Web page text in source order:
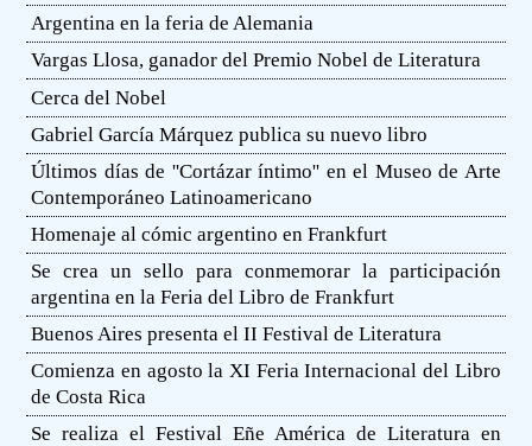
Argentina en la feria de Alemania
Vargas Llosa, ganador del Premio Nobel de Literatura
Cerca del Nobel
Gabriel García Márquez publica su nuevo libro
Últimos días de ''Cortázar íntimo'' en el Museo de Arte
Contemporáneo Latinoamericano
Homenaje al cómic argentino en Frankfurt
Se crea un sello para conmemorar la participación
argentina en la Feria del Libro de Frankfurt
Buenos Aires presenta el II Festival de Literatura
Comienza en agosto la XI Feria Internacional del Libro
de Costa Rica
Se realiza el Festival Eñe América de Literatura en